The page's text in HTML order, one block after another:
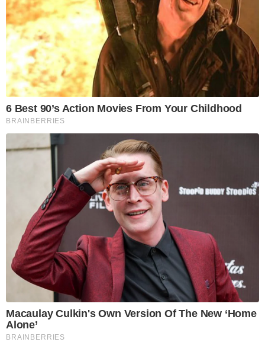
6 Best 90’s Action Movies From Your Childhood
BRAINBERRIES
Macaulay Culkin's Own Version Of The New ‘Home
Alone’
BRAINBERRIES